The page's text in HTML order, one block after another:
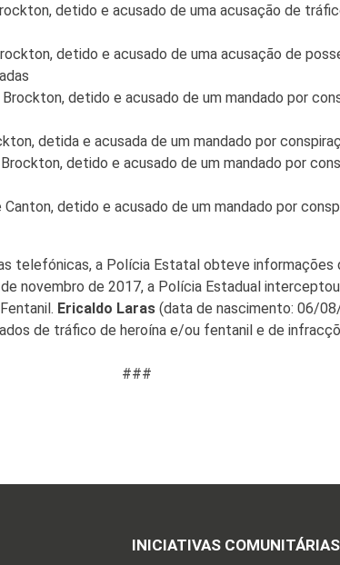
detido e acusado de uma acusação de
detido e acusado de uma acusação de
detido e acusado de um mandado por
detida e acusada de um mandado por
detido e acusado de um mandado por
detido e acusado de um mandado por
telefónicas, a Polícia Estatal obteve informações
novembro de 2017, a Polícia Estadual
Ericaldo Laras (data de nascimento: 06/
de tráfico de heroína e/ou fentanil e de
###
INICIATIVAS COMUNITÁRIAS